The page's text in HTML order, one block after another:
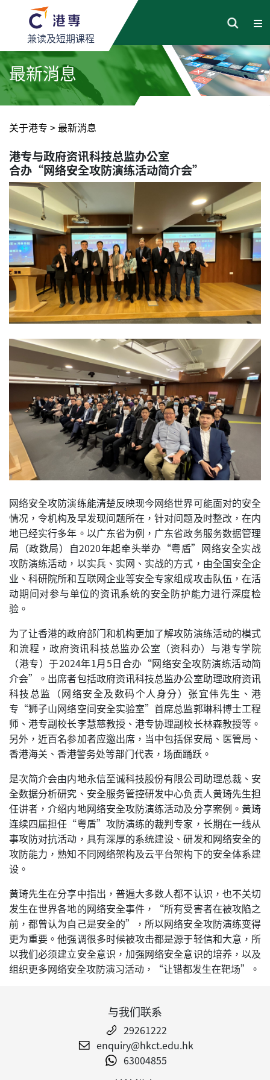
兼读及短期课程
最新消息
关于港专 > 最新消息
港专与政府资讯科技总监办公室
合办“网络安全攻防演练活动简介会”
网络安全攻防演练能清楚反映现今网络世界可能面对的安全
情况，令机构及早发现问题所在，针对问题及时整改，在内
地已经实行多年。以广东省为例，广东省政务服务数据管理
局（政数局）自2020年起牵头举办“粤盾”网络安全实战
攻防演练活动，以实兵、实网、实战的方式，由全国安全企
业、科研院所和互联网企业等安全专家组成攻击队伍，在活
动期间对参与单位的资讯系统的安全防护能力进行深度检
验。
为了让香港的政府部门和机构更加了解攻防演练活动的模式
和流程，政府资讯科技总监办公室（资科办）与港专学院
（港专）于2024年1月5日合办“网络安全攻防演练活动简
介会”。出席者包括政府资讯科技总监办公室助理政府资讯
科技总监（网络安全及数码个人身分）张宜伟先生、港
专“狮子山网络空间安全实验室”首席总监郭琳科博士工程
师、港专副校长李慧慈教授、港专协理副校长林森教授等。
另外，近百名参加者应邀出席，当中包括保安局、医管局、
香港海关、香港警务处等部门代表，场面踊跃。
是次简介会由内地永信至诚科技股份有限公司助理总裁、安
全数据分析研究、安全服务管控研发中心负责人黄琦先生担
任讲者，介绍内地网络安全攻防演练活动及分享案例。黄琦
连续四届担任“粤盾”攻防演练的裁判专家，长期在一线从
事攻防对抗活动，具有深厚的系统建设、研发和网络安全的
攻防能力，熟知不同网络架构及云平台架构下的安全体系建
设。
黄琦先生在分享中指出，普遍大多数人都不认识，也不关切
发生在世界各地的网络安全事件，“所有受害者在被攻陷之
前，都曾认为自己是安全的”，所以网络安全攻防演练变得
更为重要。他强调很多时候被攻击都是源于轻信和大意，所
以我们必须建立安全意识，加强网络安全意识的培养，以及
组织更多网络安全攻防演习活动，“让错都发生在靶场”。
与我们联系
29261222
enquiry@hkct.edu.hk
63004855